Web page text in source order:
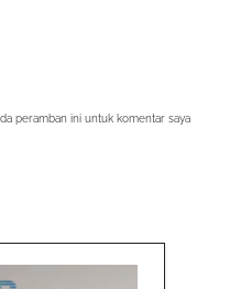
peramban ini untuk komentar saya